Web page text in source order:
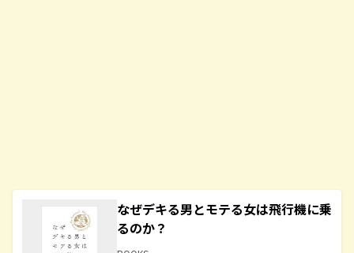
なぜデキる男とモテる女は飛行機に乗
るのか？